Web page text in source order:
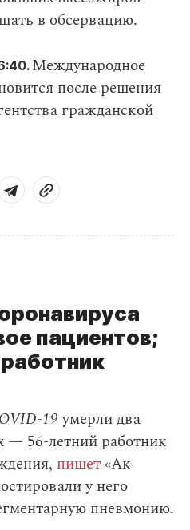
в обсервацию.
Международное
после решения
гражданской
пациентов;
19умерли два
— 56-летний работник
пишет«Ак
у него
пневмонию.